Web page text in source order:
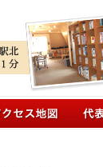
コンテンツへ移動